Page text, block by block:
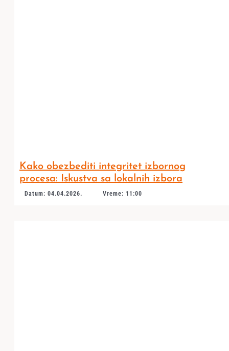
Kako obezbediti integritet izbornog
procesa: Iskustva sa lokalnih izbora
Datum: 04.04.2026. Vreme: 11:00